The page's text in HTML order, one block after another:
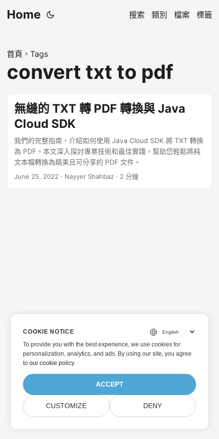
Home 搜索 類別 檔案 標籤
首頁 » Tags
convert txt to pdf
無縫的 TXT 轉 PDF 轉換與 Java
Cloud SDK
我們的完整指南，介紹如何使用 Java Cloud SDK 將 TXT 轉換
為 PDF。本文深入探討專業技術和最佳實踐，幫助您輕鬆將純
文本檔轉換為精美且可分享的 PDF 文件。
June 25, 2022 · Nayyer Shahbaz · 2 分鐘
COOKIE NOTICE
To provide you with the best experience, we use cookies for
personalization, analytics, and ads. By using our site, you agree
toour cookie policy.
ACCEPT
CUSTOMIZE DENY